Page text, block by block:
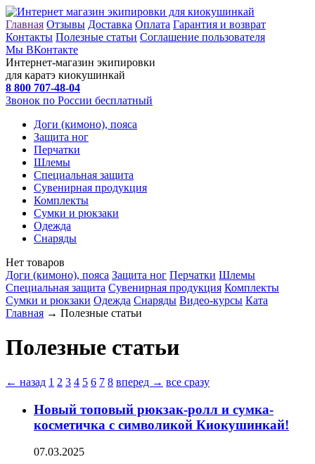
Главная Отзывы Доставка Оплата Гарантия и возврат
Контакты Полезные статьи Соглашение пользователя
Мы ВКонтакте
Интернет-магазин экипировки
для каратэ киокушинкай
8 800 707-48-04
Звонок по России бесплатный
Доги (кимоно), пояса
Защита ног
Перчатки
Шлемы
Специальная защита
Сувенирная продукция
Комплекты
Сумки и рюкзаки
Одежда
Снаряды
Нет товаров
Доги (кимоно), пояса Защита ног Перчатки Шлемы
Специальная защита Сувенирная продукция Комплекты
Сумки и рюкзаки Одежда Снаряды Видео-курсы Ката
Главная → Полезные статьи
Полезные статьи
← назад 1 2 3 4 5 6 7 8 вперед → все сразу
Новый топовый рюкзак-ролл и сумка-
косметичка с символикой Киокушинкай!
07.03.2025